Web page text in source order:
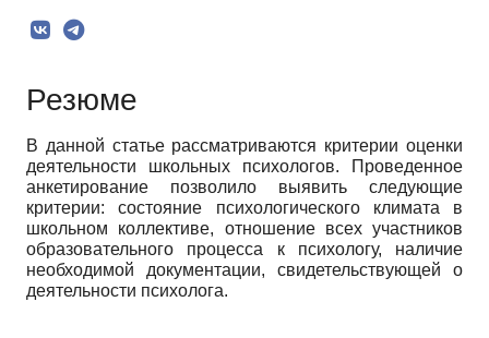
Резюме
В данной статье рассматриваются критерии оценки
деятельности школьных психологов. Проведенное
анкетирование позволило выявить следующие
критерии: состояние психологического климата в
школьном коллективе, отношение всех участников
образовательного процесса к психологу, наличие
необходимой документации, свидетельствующей о
деятельности психолога.